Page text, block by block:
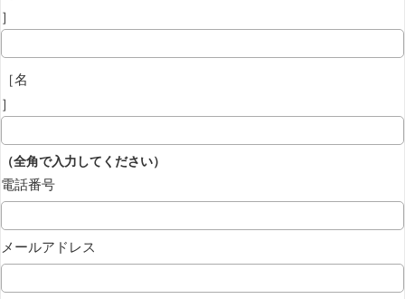
］
［名
］
（全角で入力してください）
電話番号
メールアドレス